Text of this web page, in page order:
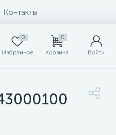
Контакты
0
Избранное
0
Корзина Войти